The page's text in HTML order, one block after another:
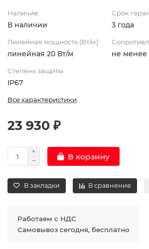
Наличие:
В наличии
Срок
3 года
Линейная мощность (Вт/м)
линейная 20 Вт/м не
Степень защиты
IP67
Все характеристики
23 930 ₽
В корзину
В закладки В сравнение
Работаем с НДС
Самовывоз сегодня, бесплатно